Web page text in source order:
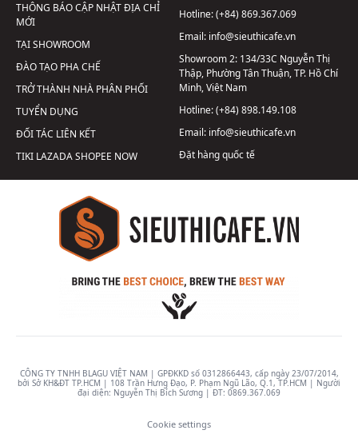
THÔNG BÁO CẬP NHẬT ĐỊA CHỈ
MỚI
TẠI SHOWROOM
ĐÀO TẠO PHA CHẾ
TRỞ THÀNH NHÀ PHÂN PHỐI
TUYỂN DỤNG
ĐỐI TÁC LIÊN KẾT
TIKI LAZADASHOPEE NOW
Hotline:(+84) 869.367.069
Email: info@sieuthicafe.vn
Showroom 2: 134/33C Nguyễn Thị
Thập, Phường Tân Thuận, TP. Hồ Chí
Minh, Việt Nam
Hotline:(+84) 898.149.108
Email: info@sieuthicafe.vn
Đặt hàng quốc tế
CÔNG TY TNHH BLAGU VIỆT NAM | GPĐKKD số 0312866443, cấp ngày 23/07/2014,
bởi Sở KH&ĐT TP.HCM | 108 Trần Hưng Đạo, P. Phạm Ngũ Lão, Q.1, TP.HCM | Người
đại diện: Nguyễn Thị Bích Sương | ĐT: 0869.367.069
Cookie settings